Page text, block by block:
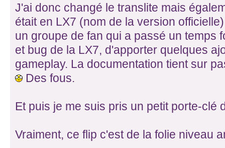
J'ai donc changé le translite mais
était en LX7 (nom de la version
un groupe de fan qui a passé un temps
et bug de la LX7, d'apporter quelques
gameplay. La documentation tient sur
Des fous.
Et puis je me suis pris un petit porte-clé
Vraiment, ce flip c'est de la folie niveau